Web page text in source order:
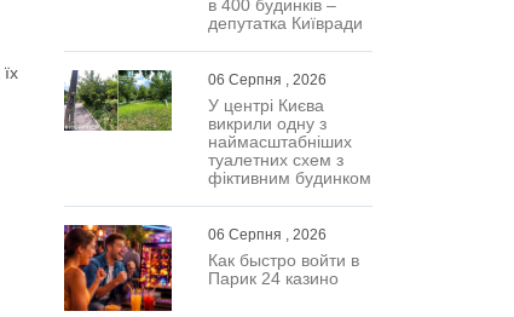
в 400 будинків –
депутатка Київради
06 Серпня , 2026
У центрі Києва
викрили одну з
наймасштабніших
туалетних схем з
фіктивним будинком
06 Серпня , 2026
Как быстро войти в
Парик 24 казино